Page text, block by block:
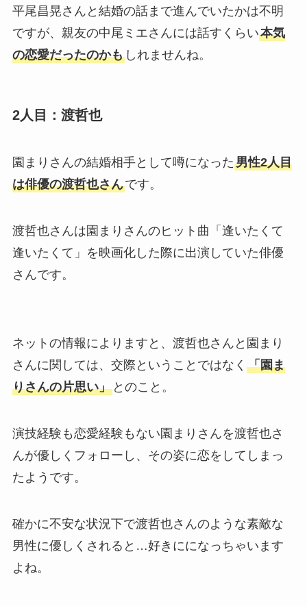
平尾昌晃さんと結婚の話まで進んでいたかは不明
ですが、親友の中尾ミエさんには話すくらい本気
の恋愛だったのかもしれませんね。
2人目：渡哲也
園まりさんの結婚相手として噂になった男性2人目
は俳優の渡哲也さんです。
渡哲也さんは園まりさんのヒット曲「逢いたくて
逢いたくて」を映画化した際に出演していた俳優
さんです。
ネットの情報によりますと、渡哲也さんと園まり
さんに関しては、交際ということではなく 「園ま
りさんの片思い」とのこと。
演技経験も恋愛経験もない園まりさんを渡哲也さ
んが優しくフォローし、その姿に恋をしてしまっ
たようです。
確かに不安な状況下で渡哲也さんのような素敵な
男性に優しくされると…好きにになっちゃいます
よね。